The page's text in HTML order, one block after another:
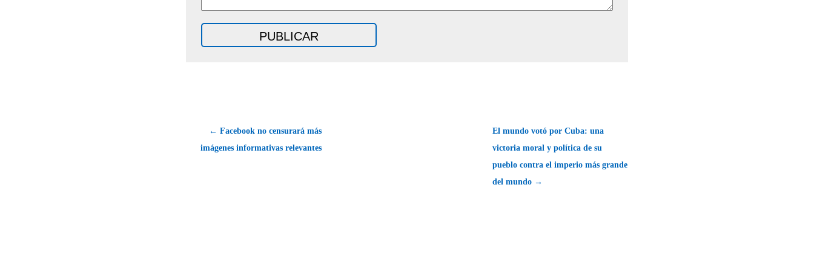
← Facebook no censurará más
imágenes informativas relevantes
El mundo votó por Cuba: una
victoria moral y política de su
pueblo contra el imperio más grande
del mundo →